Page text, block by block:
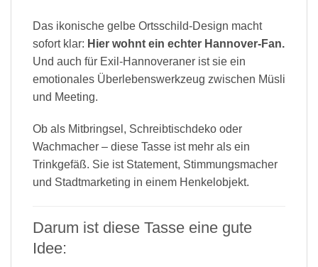
Das ikonische gelbe Ortsschild-Design macht
sofort klar: Hier wohnt ein echter Hannover-Fan.
Und auch für Exil-Hannoveraner ist sie ein
emotionales Überlebenswerkzeug zwischen Müsli
und Meeting.
Ob als Mitbringsel, Schreibtischdeko oder
Wachmacher – diese Tasse ist mehr als ein
Trinkgefäß. Sie ist Statement, Stimmungsmacher
und Stadtmarketing in einem Henkelobjekt.
Darum ist diese Tasse eine gute
Idee: